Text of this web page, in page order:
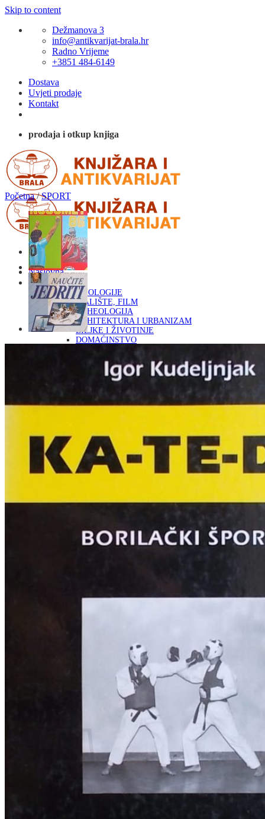
Skip to content
Dežmanova 3
info@antikvarijat-brala.hr
Radno Vrijeme
+3851 484-6149
Dostava
Uvjeti prodaje
Kontakt
prodaja i otkup knjiga
Naslovna
KNJIGE
OD ARHEOLOGIJE
DO KAZALIŠTE, FILM
ARHEOLOGIJA
ARHITEKTURA I URBANIZAM
BILJKE I ŽIVOTINJE
DOMAĆINSTVO
ENCIKLOPEDIJE I LEKSIKONI
ETNOLOGIJA
FILOZOFIJA, SOCIOLOGIJA, ANTROPOLOGIJA
FOTOGRAFIJA
GLAZBENA UMJETNOST
KAZALIŠTE, FILM
OD KNJIŽEVNOST
LIKOVNA UMJETNOST
LJEKOVITO BILJE I ZDRAVLJE
MITOLOGIJA
POVIJEST I PUBLICISTIKA
PRIRODNE ZNANOSTI
RAZNO
DO ZEMLJOVIDA
RJEČNICI, GRAMATIKE, PRAVOPISI…
ŠAH
VEDUTE
Nema proizvoda u košarici
Povratak u trgovinu
Početna / SPORT